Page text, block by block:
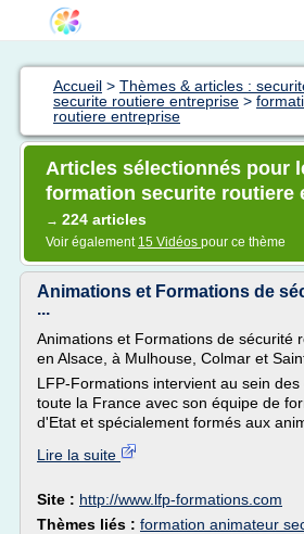
Accueil > Thèmes & articles :
securite routiere entreprise >
routiere entreprise
Articles sélectionnés pour
formation securite routiere
→ 224 articles
Voir également 15 Vidéos pour ce thème
Animations et Formations de
...
Animations et Formations de sécurité
en Alsace, à Mulhouse, Colmar et
LFP-Formations intervient au sein
toute la France avec son équipe de
d'Etat et spécialement formés aux
Lire la suite
Site : http://www.lfp-formations.com
Thèmes liés : formation animateur